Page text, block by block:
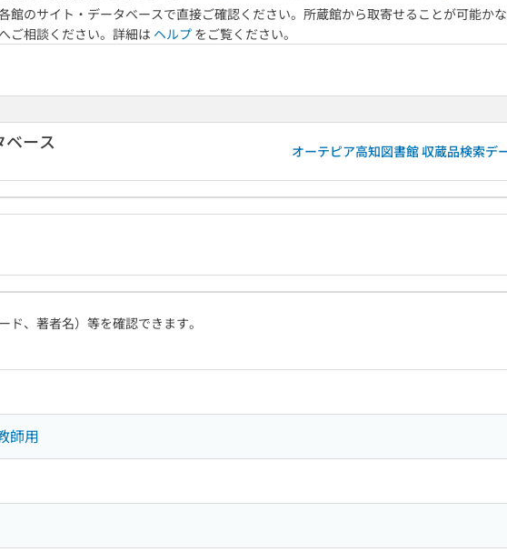
のサイト・データベースで直接ご確認ください。所蔵館から取寄せることが可能か
ご相談ください。詳細は ヘルプ をご覧ください。
ベース オーテピア高知図書館 収蔵品検索デ
、著者名）等を確認できます。
師用